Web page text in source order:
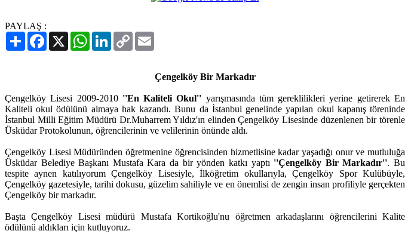
PAYLAŞ :
PaylaşFacebook
X WhatsAppLinkedIn
Copy
Link
Çengelköy Bir Markadır
Çengelköy Lisesi 2009-2010 ''En Kaliteli Okul'' yarışmasında tüm gereklilikleri yerine getirerek En
Kaliteli okul ödülünü almaya hak kazandı. Bunu da İstanbul genelinde yapılan okul kapanış töreninde
İstanbul Milli Eğitim Müdürü Dr.Muharrem Yıldız'ın elinden Çengelköy Lisesinde düzenlenen bir törenle
Üsküdar Protokolunun, öğrencilerinin ve velilerinin önünde aldı.
Çengelköy Lisesi Müdüründen öğretmenine öğrencisinden hizmetlisine kadar yaşadığı onur ve mutluluğa
Üsküdar Belediye Başkanı Mustafa Kara da bir yönden katkı yaptı ''Çengelköy Bir Markadır''. Bu
tespite aynen katılıyorum Çengelköy Lisesiyle, İlköğretim okullarıyla, Çengelköy Spor Kulübüyle,
Çengelköy gazetesiyle, tarihi dokusu, güzelim sahiliyle ve en önemlisi de zengin insan profiliyle gerçekten
Çengelköy bir markadır.
Başta Çengelköy Lisesi müdürü Mustafa Kortikoğlu'nu öğretmen arkadaşlarını öğrencilerini Kalite
ödülünü aldıkları için kutluyoruz.